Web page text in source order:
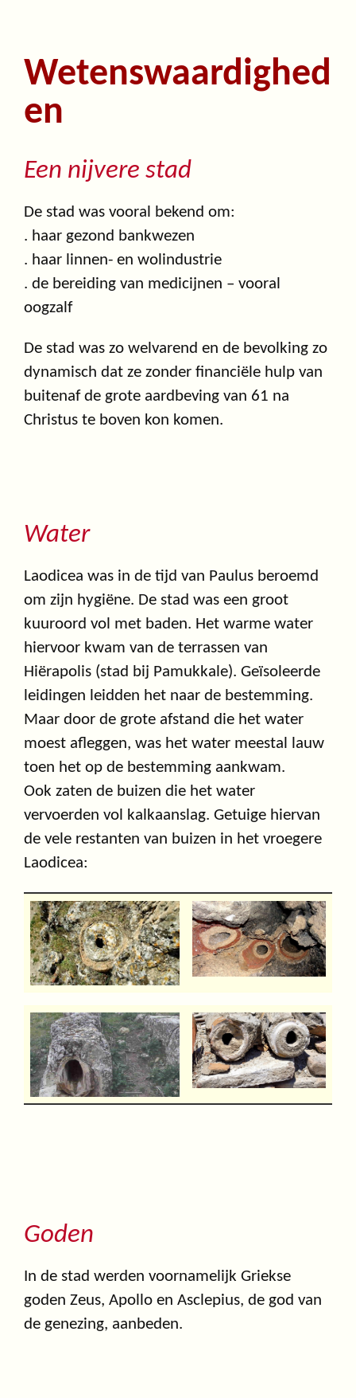
Wetenswaardighed
en
Een nijvere stad
De stad was vooral bekend om:
. haar gezond bankwezen
. haar linnen- en wolindustrie
. de bereiding van medicijnen – vooral
oogzalf
De stad was zo welvarend en de bevolking zo
dynamisch dat ze zonder financiële hulp van
buitenaf de grote aardbeving van 61 na
Christus te boven kon komen.
Water
Laodicea was in de tijd van Paulus beroemd
om zijn hygiëne. De stad was een groot
kuuroord vol met baden. Het warme water
hiervoor kwam van de terrassen van
Hiërapolis (stad bij Pamukkale). Geïsoleerde
leidingen leidden het naar de bestemming.
Maar door de grote afstand die het water
moest afleggen, was het water meestal lauw
toen het op de bestemming aankwam.
Ook zaten de buizen die het water
vervoerden vol kalkaanslag. Getuige hiervan
de vele restanten van buizen in het vroegere
Laodicea:
Goden
In de stad werden voornamelijk Griekse
goden Zeus, Apollo en Asclepius, de god van
de genezing, aanbeden.